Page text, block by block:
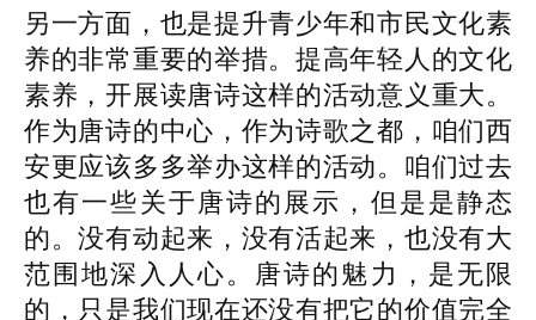
另一方面，也是提升青少年和市民文化素
养的非常重要的举措。提高年轻人的文化
素养，开展读唐诗这样的活动意义重大。
作为唐诗的中心，作为诗歌之都，咱们西
安更应该多多举办这样的活动。咱们过去
也有一些关于唐诗的展示，但是是静态
的。没有动起来，没有活起来，也没有大
范围地深入人心。唐诗的魅力，是无限
的，只是我们现在还没有把它的价值完全